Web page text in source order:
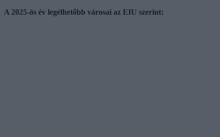
A 2025-ös év legélhetőbb városai az EIU szerint: